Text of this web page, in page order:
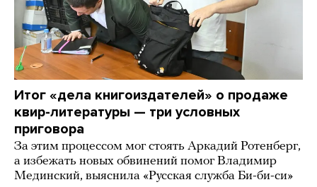
Итог «дела книгоиздателей» о продаже
квир-литературы — три условных
приговора
За этим процессом мог стоять Аркадий Ротенберг,
а избежать новых обвинений помог Владимир
Мединский, выяснила «Русская служба Би-би-си»